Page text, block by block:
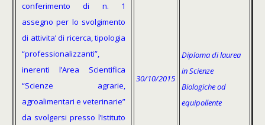
conferimento di n. 1
assegno per lo svolgimento
di attivita’ di ricerca, tipologia
“professionalizzanti”,
inerenti l’Area Scientifica
“Scienze agrarie,
agroalimentari e veterinarie”
da svolgersi presso l’Istituto
30/10/2015
Diploma di laurea
in Scienze
Biologiche od
equipollente